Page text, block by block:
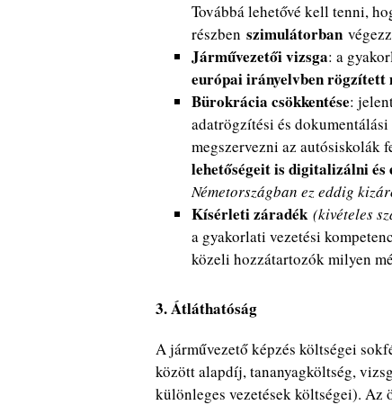
Továbbá lehetővé kell tenni,
részben szimulátorban
Járművezetői vizsga: a
európai irányelvben rögzített
Bürokrácia csökkentése:
adatrögzítési és
megszervezni az autósiskolák
lehetőségeit is digitalizálni és
Németországban ez eddig
Kísérleti záradék (kivételes
a gyakorlati vezetési
közeli hozzátartozók milyen
3. Átláthatóság
A járművezető képzés költségei
között alapdíj, tananyagköltség,
különleges vezetések költségei). Az